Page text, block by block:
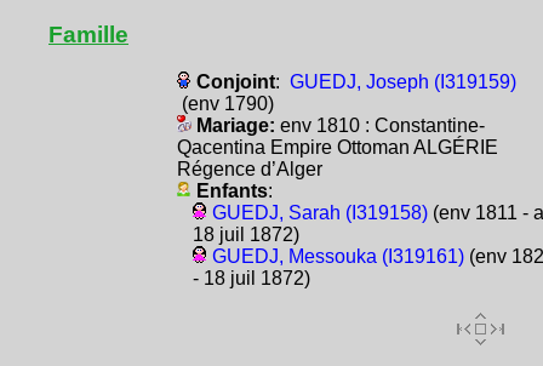
Famille
Conjoint: GUEDJ, Joseph (I319159)
(env 1790)
Mariage: env 1810 : Constantine-
Qacentina Empire Ottoman ALGÉRIE
Régence d’Alger
Enfants:
GUEDJ, Sarah (I319158)(env 1811 -
18 juil 1872)
GUEDJ, Messouka (I319161)(env
- 18 juil 1872)